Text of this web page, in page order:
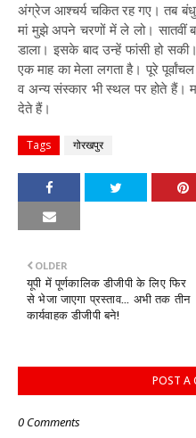
अंग्रेज आश्चर्य चकित रह गए। तब बंधु
मां मुझे अपने चरणों में ले लो। सातवीं
डाला। इसके बाद उन्हें फांसी हो
एक माह का मेला लगता है। पूरे
व अन्य संस्कार भी स्थल पर होते हैं।
देते हैं।
Tags गोरखपुर
OLDER
यूपी में पूर्णकालिक डीजीपी के लिए फिर
से भेजा जाएगा प्रस्ताव... अभी तक तीन
कार्यवाहक डीजीपी बने!
POST A
0 Comments